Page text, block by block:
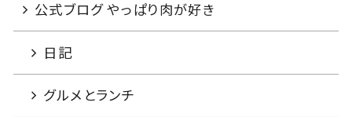
公式ブログ やっぱり肉が好き
日記
グルメとランチ